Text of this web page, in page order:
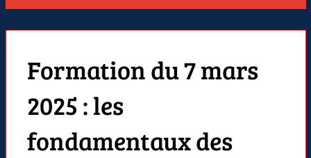
Formation du 7 mars
2025 : les
fondamentaux des